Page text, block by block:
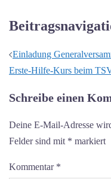
Einladung
Erste-Hilfe-Kurs beim
Schreibe einen
Deine E-Mail-Adresse
Felder sind mit * markiert
Kommentar *